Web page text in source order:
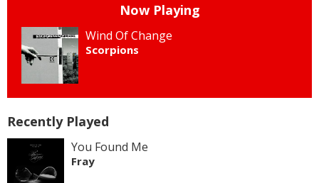
Now Playing
Wind Of Change
Scorpions
Recently Played
You Found Me
Fray